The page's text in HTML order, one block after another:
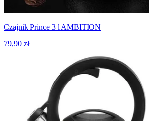
Czajnik Prince 3 l AMBITION
79,90 zł